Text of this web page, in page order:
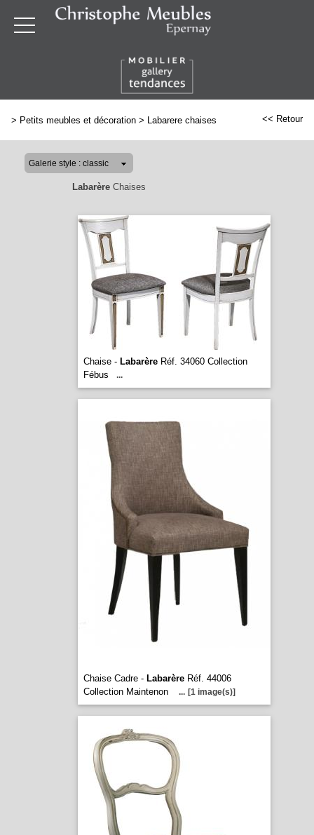
> Petits meubles et décoration > Labarere chaises << Retour
LabarèreChaises
Chaise - LabarèreRéf. 34060 Collection
Fébus
...
Chaise Cadre - LabarèreRéf. 44006
Collection Maintenon
... [1 image(s)]